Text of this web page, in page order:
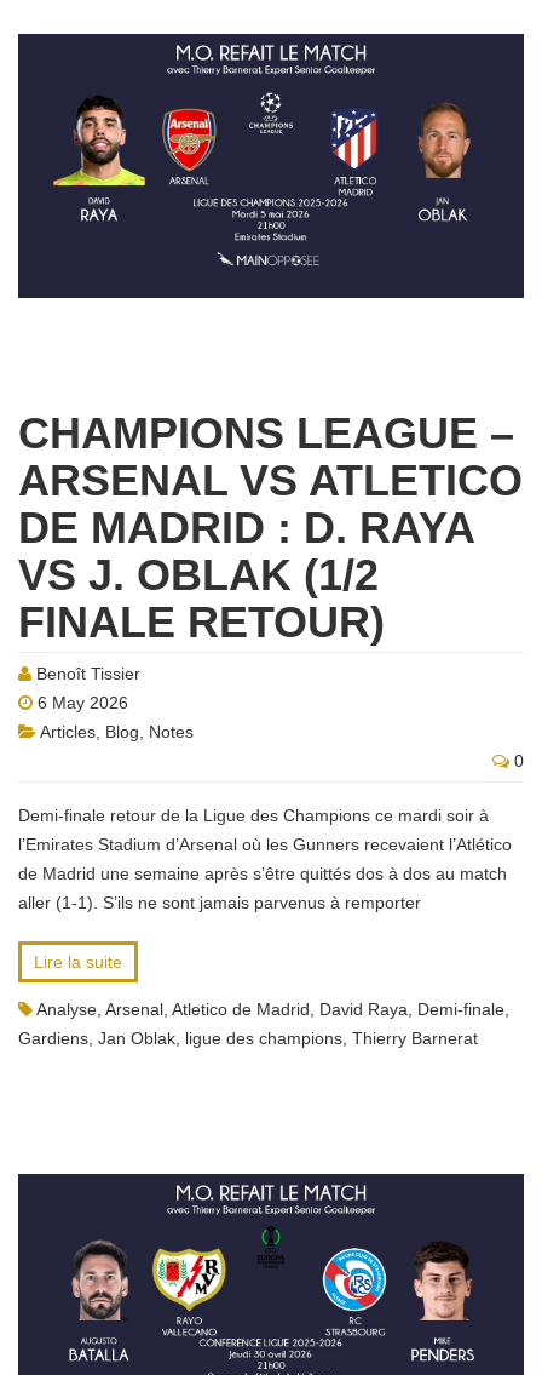
CHAMPIONS LEAGUE –
ARSENAL VS ATLETICO
DE MADRID : D. RAYA
VS J. OBLAK (1/2
FINALE RETOUR)
Benoît Tissier
6 May 2026
Articles Blog
Notes
0
Demi-finale retour de la Ligue des Champions ce mardi soir à
l’Emirates Stadium d’Arsenal où les Gunners recevaient l’Atlético
de Madrid une semaine après s’être quittés dos à dos au match
aller (1-1). S’ils ne sont jamais parvenus à remporter
Lire la suite
Analyse Arsenal Atletico de Madrid David Raya Demi-finale
Gardiens Jan Oblak ligue des champions Thierry Barnerat